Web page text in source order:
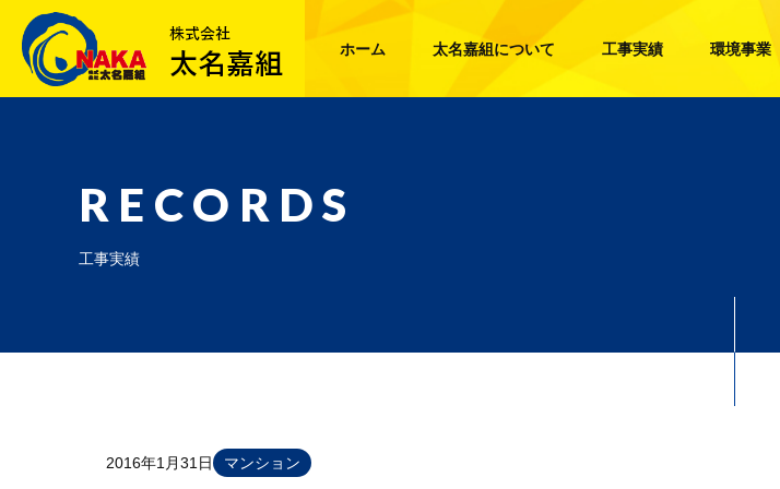
ホーム 太名嘉組について 工事実績 環境事業
RECORDS
工事実績
2016年1月31日 マンション